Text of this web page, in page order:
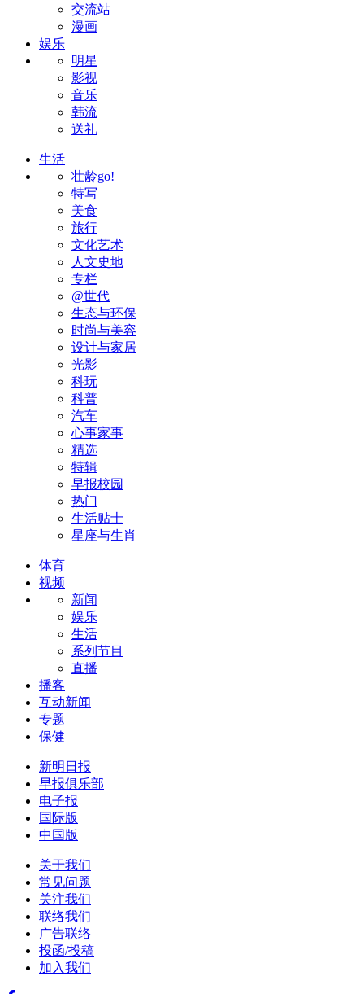
交流站
漫画
娱乐
明星
影视
音乐
韩流
送礼
生活
壮龄go!
特写
美食
旅行
文化艺术
人文史地
专栏
@世代
生态与环保
时尚与美容
设计与家居
光影
科玩
科普
汽车
心事家事
精选
特辑
早报校园
热门
生活贴士
星座与生肖
体育
视频
新闻
娱乐
生活
系列节目
直播
播客
互动新闻
专题
保健
新明日报
早报俱乐部
电子报
国际版
中国版
关于我们
常见问题
关注我们
联络我们
广告联络
投函/投稿
加入我们